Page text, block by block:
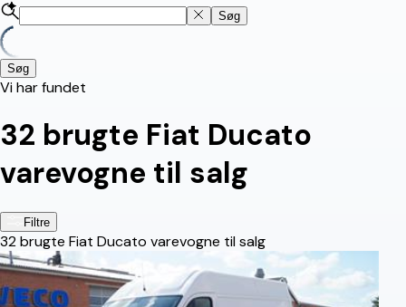
Søg
Søg
Vi har fundet
32 brugte Fiat Ducato
varevogne til salg
Filtre
32brugte Fiat Ducato varevogne til salg